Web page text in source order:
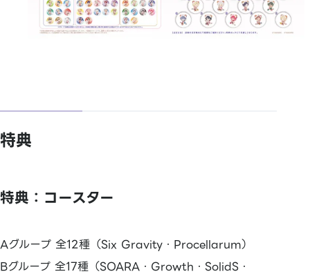
特典
特典：コースター
Aグループ 全12種（Six Gravity・Procellarum）
Bグループ 全17種（SOARA・Growth・SolidS・